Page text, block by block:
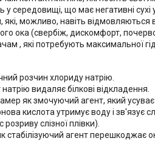
у середовищі, що має негативні
які, можливо, навіть відмовляються
ока (свербіж, дискомфорт,
, які потребують максимальної
розчин хлориду натрію.
видаляє білкові відкладення.
як змочуючий агент, який усуває
кислота утримує воду і зв'язує
розриву слізної плівки).
стабілізуючий агент перешкоджає